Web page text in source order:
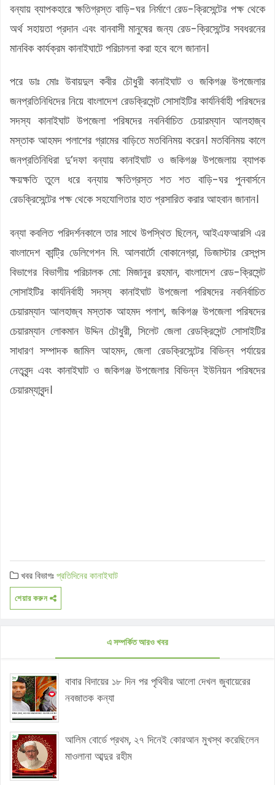
বন্যায় ব্যাপকহারে ক্ষতিগ্রস্ত বাড়ি-ঘর নির্মাণে রেড-ক্রিসেন্টের পক্ষ থেকে
অর্থ সহায়তা প্রদান এবং বানবাসী মানুষের জন্য রেড-ক্রিসেন্টের সবধরনের
মানবিক কার্যক্রম কানাইঘাটে পরিচালনা করা হবে বলে জানান।
পরে ডাঃ মোঃ উবায়দুল কবীর চৌধুরী কানাইঘাট ও জকিগঞ্জ উপজেলার
জনপ্রতিনিধিদের নিয়ে বাংলাদেশ রেডক্রিসেন্ট সোসাইটির কার্যনির্বাহী পরিষদের
সদস্য কানাইঘাট উপজেলা পরিষদের নবনির্বাচিত চেয়ারম্যান আলহাজ্ব
মস্তাক আহমদ পলাশের গ্রামের বাড়িতে মতবিনিময় করেন। মতবিনিময় কালে
জনপ্রতিনিধিরা দু’দফা বন্যায় কানাইঘাট ও জকিগঞ্জ উপজেলায় ব্যাপক
ক্ষয়ক্ষতি তুলে ধরে বন্যায় ক্ষতিগ্রস্ত শত শত বাড়ি-ঘর পুনবার্সনে
রেডক্রিসেন্টের পক্ষ থেকে সহযোগিতার হাত প্রসারিত করার আহবান জানান।
বন্যা কবলিত পরিদর্শনকালে তার সাথে উপস্থিত ছিলেন, আইএফআরসি এর
বাংলাদেশ কান্ট্রি ডেলিগেশন মি. আলবার্টো বোকানেগ্রা, ডিজাস্টার রেসপন্স
বিভাগের বিভাগীয় পরিচালক মো: মিজানুর রহমান, বাংলাদেশ রেড-ক্রিসেন্ট
সোসাইটির কার্যনির্বাহী সদস্য কানাইঘাট উপজেলা পরিষদের নবনির্বাচিত
চেয়ারম্যান আলহাজ্ব মস্তাক আহমদ পলাশ, জকিগঞ্জ উপজেলা পরিষদের
চেয়ারম্যান লোকমান উদ্দিন চৌধুরী, সিলেট জেলা রেডক্রিসেন্ট সোসাইটির
সাধারণ সম্পাদক জামিল আহমদ, জেলা রেডক্রিসেন্টের বিভিন্ন পর্যায়ের
নেতৃবৃন্দ এবং কানাইঘাট ও জকিগঞ্জ উপজেলার বিভিন্ন ইউনিয়ন পরিষদের
চেয়ারম্যাবৃন্দ।
খবর বিভাগঃপ্রতিদিনের কানাইঘাট
শেয়ার করুন
এ সম্পর্কিত আরও খবর
বাবার বিদায়ের ১৮ দিন পর পৃথিবীর আলো দেখল জুবায়েরের
নবজাতক কন্যা
আলিম বোর্ডে প্রথম, ২৭ দিনেই কোরআন মুখস্থ করেছিলেন
মাওলানা আব্দুর রহীম